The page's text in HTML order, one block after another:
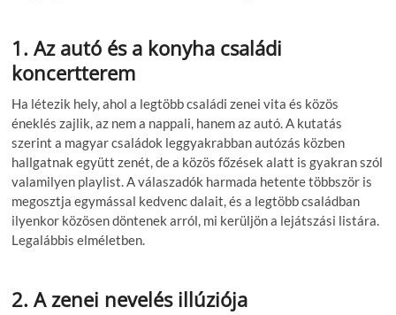
1. Az autó és a konyha családi
koncertterem
Ha létezik hely, ahol a legtöbb családi zenei vita és közös
éneklés zajlik, az nem a nappali, hanem az autó. A kutatás
szerint a magyar családok leggyakrabban autózás közben
hallgatnak együtt zenét, de a közös főzések alatt is gyakran szól
valamilyen playlist. A válaszadók harmada hetente többször is
megosztja egymással kedvenc dalait, és a legtöbb családban
ilyenkor közösen döntenek arról, mi kerüljön a lejátszási listára.
Legalábbis elméletben.
2. A zenei nevelés illúziója